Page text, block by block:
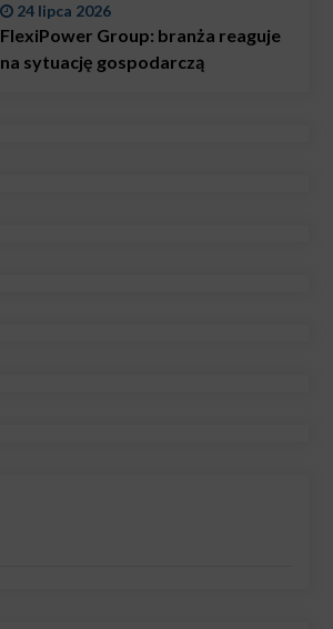
24 lipca 2026
FlexiPower Group: branża reaguje
na sytuację gospodarczą